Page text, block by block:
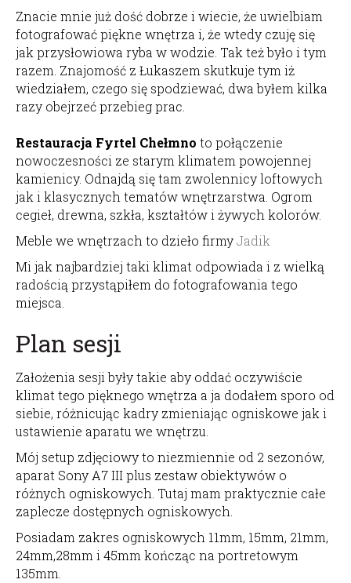
Znacie mnie już dość dobrze i wiecie, że uwielbiam
fotografować piękne wnętrza i, że wtedy czuję się
jak przysłowiowa ryba w wodzie. Tak też było i tym
razem. Znajomość z Łukaszem skutkuje tym iż
wiedziałem, czego się spodziewać, dwa byłem kilka
razy obejrzeć przebieg prac.
Restauracja Fyrtel Chełmno to połączenie
nowoczesności ze starym klimatem powojennej
kamienicy. Odnajdą się tam zwolennicy loftowych
jak i klasycznych tematów wnętrzarstwa. Ogrom
cegieł, drewna, szkła, kształtów i żywych kolorów.
Meble we wnętrzach to dzieło firmyJadik
Mi jak najbardziej taki klimat odpowiada i z wielką
radością przystąpiłem do fotografowania tego
miejsca.
Plan sesji
Założenia sesji były takie aby oddać oczywiście
klimat tego pięknego wnętrza a ja dodałem sporo od
siebie, różnicując kadry zmieniając ogniskowe jak i
ustawienie aparatu we wnętrzu.
Mój setup zdjęciowy to niezmiennie od 2 sezonów,
aparat Sony A7 III plus zestaw obiektywów o
różnych ogniskowych. Tutaj mam praktycznie całe
zaplecze dostępnych ogniskowych.
Posiadam zakres ogniskowych 11mm, 15mm, 21mm,
24mm,28mm i 45mm kończąc na portretowym
135mm.